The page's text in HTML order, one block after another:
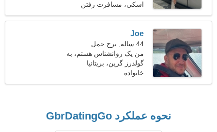
اسکی، مسافرت رفتن
Joe
44 ساله, برج حمل
من یک روانشناس هستم، به
یک زن احساساتی نیاز دارم
گولدرز گرین، بریتانیا
خانواده
نحوه عملکرد GbrDatingGo